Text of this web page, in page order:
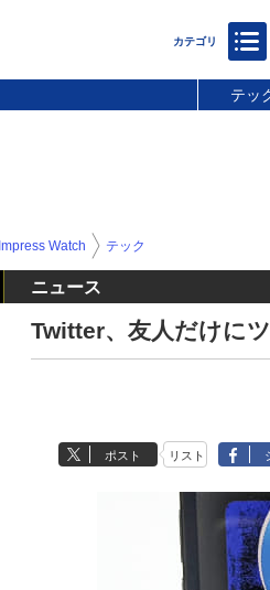
テッ
Impress Watch テック
ニュース
Twitter、友人だけに
ポスト リスト